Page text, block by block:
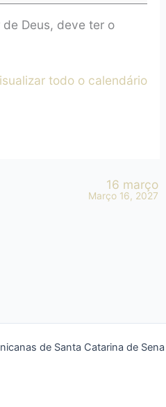
Deus, deve ter o
todo o calendário
16 março
Março 16, 2027
de Santa Catarina de Sena